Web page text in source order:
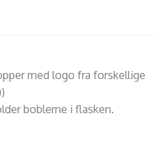
med logo fra forskellige
boblerne i flasken.